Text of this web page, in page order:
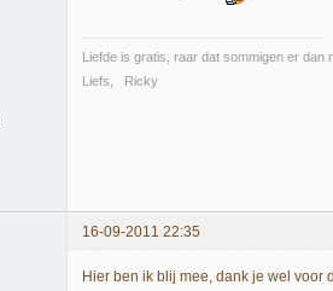
Liefde is gratis, raar dat sommigen er dan
Liefs, Ricky
16-09-2011 22:35
Hier ben ik blij mee, dank je wel voor